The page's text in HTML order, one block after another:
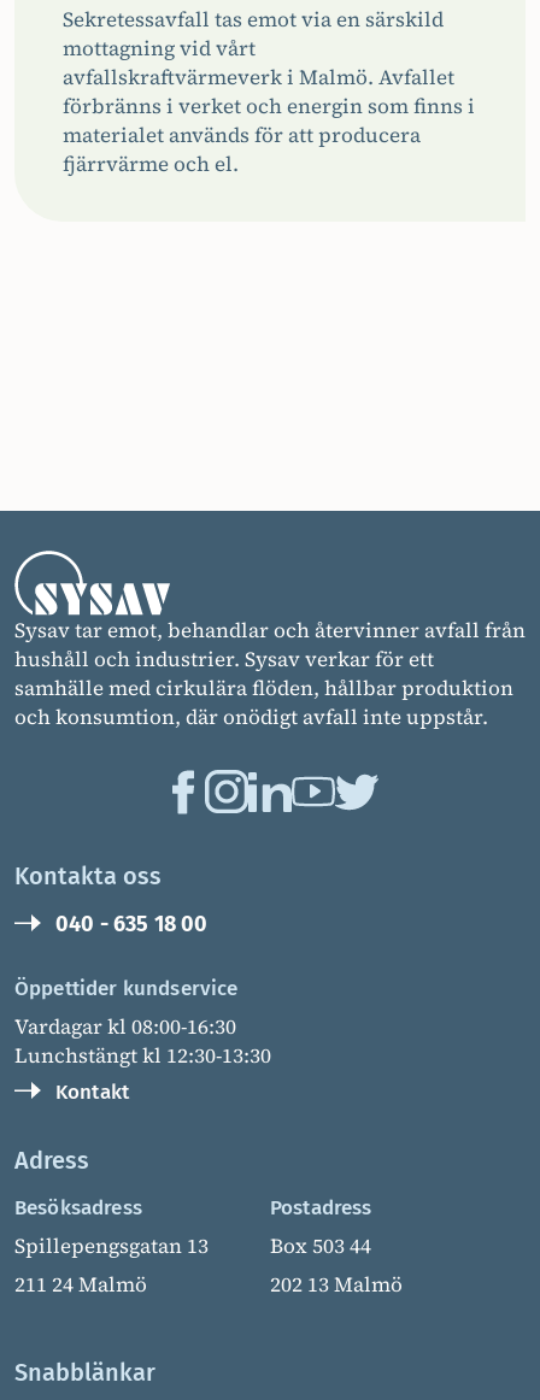
Sekretessavfall tas emot via en särskild
mottagning vid vårt
avfallskraftvärmeverk i Malmö. Avfallet
förbränns i verket och energin som finns i
materialet används för att producera
fjärrvärme och el.
Sysav tar emot, behandlar och återvinner avfall från
hushåll och industrier. Sysav verkar för ett
samhälle med cirkulära flöden, hållbar produktion
och konsumtion, där onödigt avfall inte uppstår.
Kontakta oss
040 - 635 18 00
Öppettider kundservice
Vardagar kl 08:00-16:30
Lunchstängt kl 12:30-13:30
Kontakt
Adress
Besöksadress
Spillepengsgatan 13
211 24 Malmö
Postadress
Box 503 44
202 13 Malmö
Snabblänkar